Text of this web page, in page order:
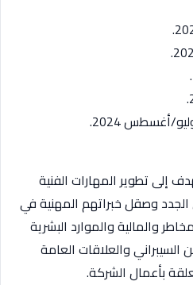
أغسطس 2024.
إلى تطوير المهارات الفنية
الجدد وصقل خبراتهم المهنية في
والمالية والموارد البشرية
السيبراني والعلاقات العامة
بأعمال الشركة.